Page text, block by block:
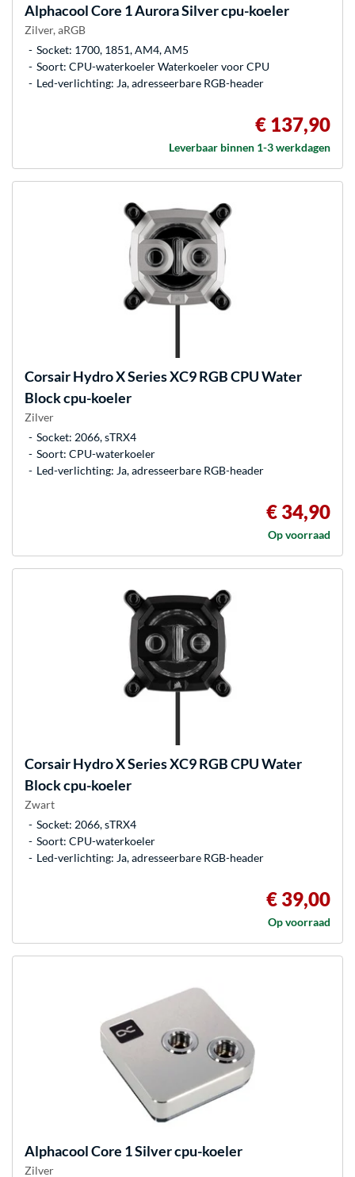
AlphacoolCore 1 Aurora Silver cpu-koeler
Zilver, aRGB
Socket: 1700, 1851, AM4, AM5
Soort: CPU-waterkoeler Waterkoeler voor CPU
Led-verlichting: Ja, adresseerbare RGB-header
€ 137,90
Leverbaar binnen 1-3 werkdagen
CorsairHydro X Series XC9 RGB CPU Water
Block cpu-koeler
Zilver
Socket: 2066, sTRX4
Soort: CPU-waterkoeler
Led-verlichting: Ja, adresseerbare RGB-header
€ 34,90
Op voorraad
CorsairHydro X Series XC9 RGB CPU Water
Block cpu-koeler
Zwart
Socket: 2066, sTRX4
Soort: CPU-waterkoeler
Led-verlichting: Ja, adresseerbare RGB-header
€ 39,00
Op voorraad
AlphacoolCore 1 Silver cpu-koeler
Zilver